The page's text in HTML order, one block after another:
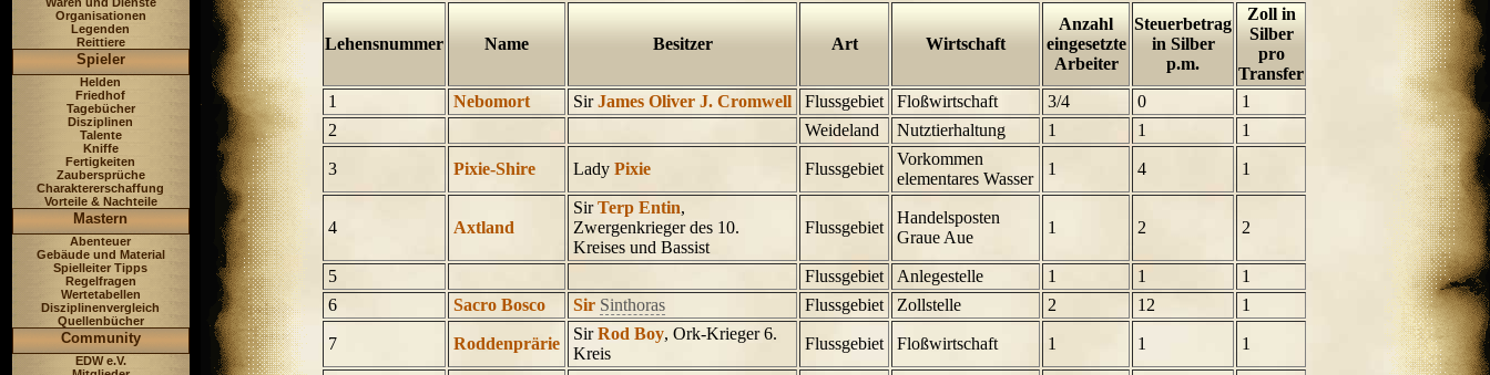
Organisationen
Legenden
Reittiere
Spieler
Helden
Friedhof
Tagebücher
Disziplinen
Talente
Kniffe
Fertigkeiten
Zaubersprüche
Charaktererschaffung
Vorteile & Nachteile
Mastern
Abenteuer
Gebäude und Material
Spielleiter Tipps
Regelfragen
Wertetabellen
Disziplinenvergleich
Quellenbücher
Community
EDW e.V.
Lehensnummer Name Besitzer Art Wirtschaft
Anzahl
eingesetzte
Arbeiter
Steuerbetrag
in Silber
p.m.
Zoll in
Silber
pro
Transfer
1
Nebomort SirJames Oliver J. Cromwell Flussgebiet Floßwirtschaft 3/4 0
1
2
Weideland Nutztierhaltung 1 1 1
3 Pixie-Shire Lady Pixie Flussgebiet
Vorkommen
elementares Wasser
1 4 1
4 Axtland
SirTerp Entin,
Zwergenkrieger des 10.
Kreises und Bassist
Flussgebiet
Handelsposten
Graue Aue
1 2 2
5 Flussgebiet Anlegestelle 1 1
1
6
Sacro Bosco Sir Sinthoras Flussgebiet Zollstelle 2 12 1
7 Roddenprärie
SirRod Boy, Ork-Krieger 6.
Kreis
Flussgebiet Floßwirtschaft 1 1 1